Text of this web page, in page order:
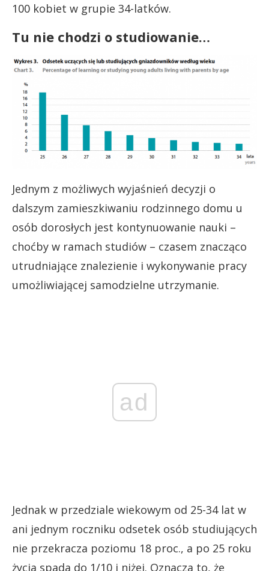
100 kobiet w grupie 34-latków.
Tu nie chodzi o studiowanie…
Jednym z możliwych wyjaśnień decyzji o
dalszym zamieszkiwaniu rodzinnego domu u
osób dorosłych jest kontynuowanie nauki –
choćby w ramach studiów – czasem znacząco
utrudniające znalezienie i wykonywanie pracy
umożliwiającej samodzielne utrzymanie.
ad
Jednak w przedziale wiekowym od 25-34 lat w
ani jednym roczniku odsetek osób studiujących
nie przekracza poziomu 18 proc., a po 25 roku
życia spada do 1/10 i niżej. Oznacza to, że